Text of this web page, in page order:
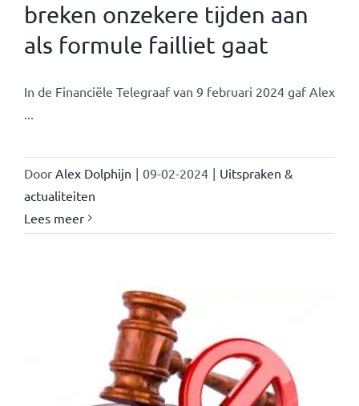
breken onzekere tijden aan
als formule failliet gaat
In de Financiële Telegraaf van 9 februari 2024 gaf Alex
...
Door Alex Dolphijn | 09-02-2024 | Uitspraken &
actualiteiten
Lees meer